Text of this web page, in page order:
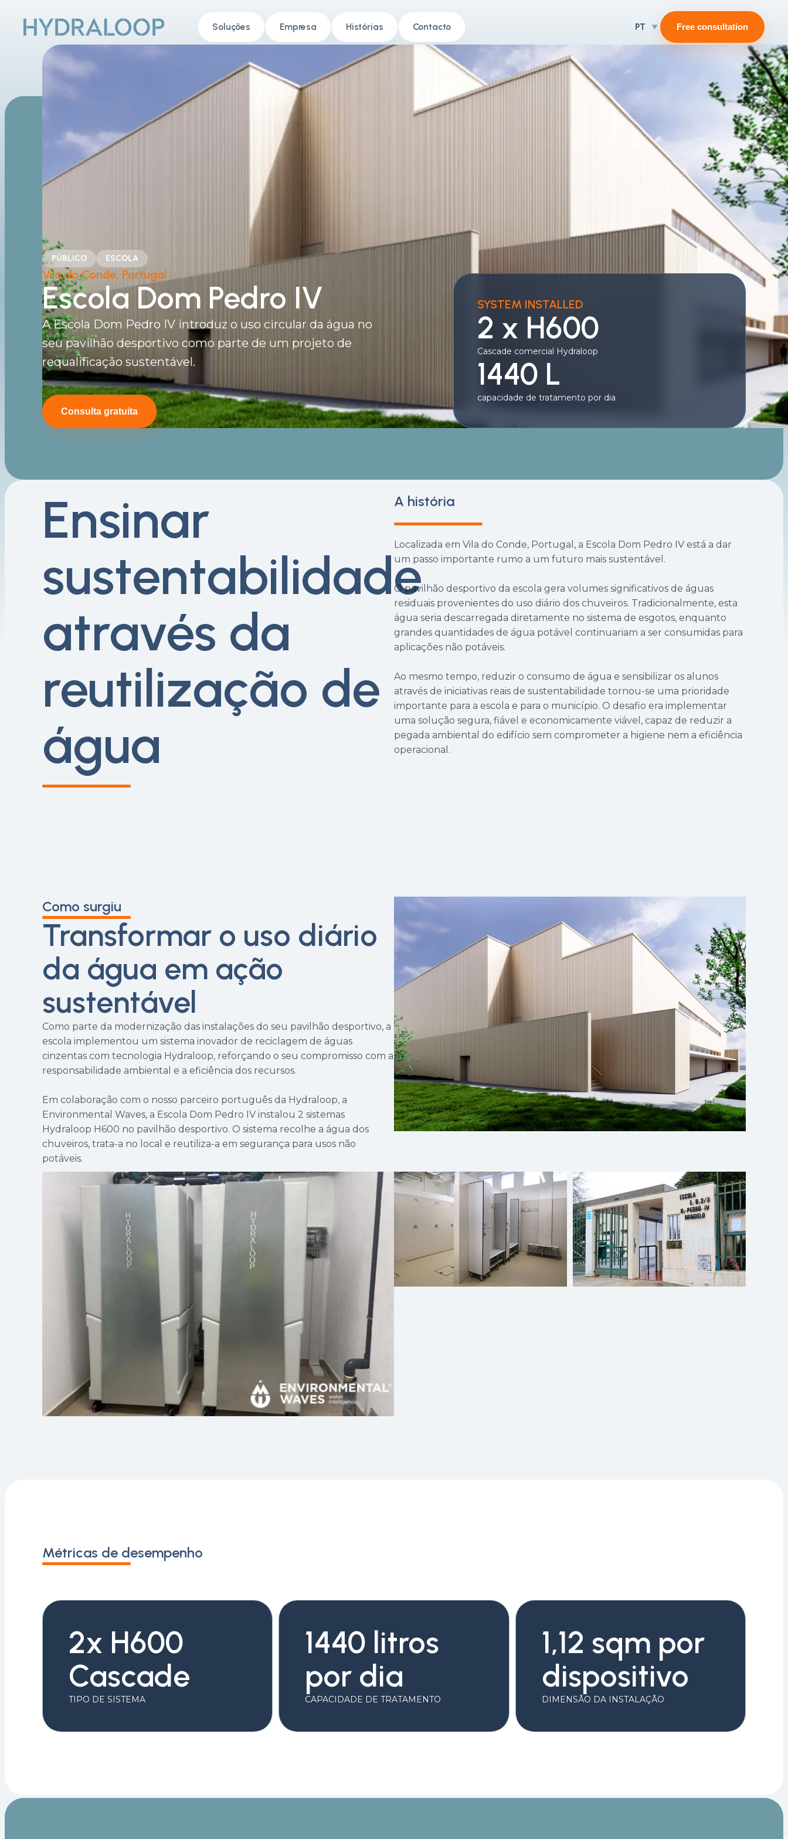
Soluções Empresa Histórias Contacto PT Free consultation
PÚBLICO ESCOLA
Vila do Conde, Portugal
Escola Dom Pedro IV
A Escola Dom Pedro IV introduz o uso circular da água no
seu pavilhão desportivo como parte de um projeto de
requalificação sustentável.
SYSTEM INSTALLED
2 x H600
Cascade comercial Hydraloop
1440 L
capacidade de tratamento por dia
Consulta gratuita
Ensinar
sustentabilidade
através da
reutilização de
água
A história
Localizada em Vila do Conde, Portugal, a Escola Dom Pedro IV está a dar
um passo importante rumo a um futuro mais sustentável.
O pavilhão desportivo da escola gera volumes significativos de águas
residuais provenientes do uso diário dos chuveiros. Tradicionalmente, esta
água seria descarregada diretamente no sistema de esgotos, enquanto
grandes quantidades de água potável continuariam a ser consumidas para
aplicações não potáveis.
Ao mesmo tempo, reduzir o consumo de água e sensibilizar os alunos
através de iniciativas reais de sustentabilidade tornou-se uma prioridade
importante para a escola e para o município. O desafio era implementar
uma solução segura, fiável e economicamente viável, capaz de reduzir a
pegada ambiental do edifício sem comprometer a higiene nem a eficiência
operacional.
Como surgiu
Transformar o uso diário
da água em ação
sustentável
Como parte da modernização das instalações do seu pavilhão desportivo, a
escola implementou um sistema inovador de reciclagem de águas
cinzentas com tecnologia Hydraloop, reforçando o seu compromisso com a
responsabilidade ambiental e a eficiência dos recursos.
Em colaboração com o nosso parceiro português da Hydraloop, a
Environmental Waves, a Escola Dom Pedro IV instalou 2 sistemas
Hydraloop H600 no pavilhão desportivo. O sistema recolhe a água dos
chuveiros, trata-a no local e reutiliza-a em segurança para usos não
potáveis.
Métricas de desempenho
2x H600
Cascade
TIPO DE SISTEMA
1440 litros
por dia
CAPACIDADE DE TRATAMENTO
1,12 sqm por
dispositivo
DIMENSÃO DA INSTALAÇÃO